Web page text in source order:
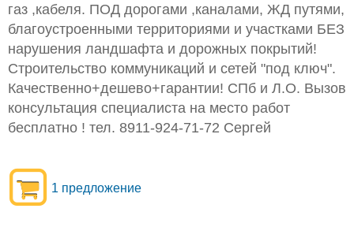
газ ,кабеля. ПОД дорогами ,каналами, ЖД путями,
благоустроенными территориями и участками БЕЗ
нарушения ландшафта и дорожных покрытий!
Строительство коммуникаций и сетей "под ключ".
Качественно+дешево+гарантии! СПб и Л.О. Вызов
консультация специалиста на место работ
бесплатно ! тел. 8911-924-71-72 Сергей
1 предложение